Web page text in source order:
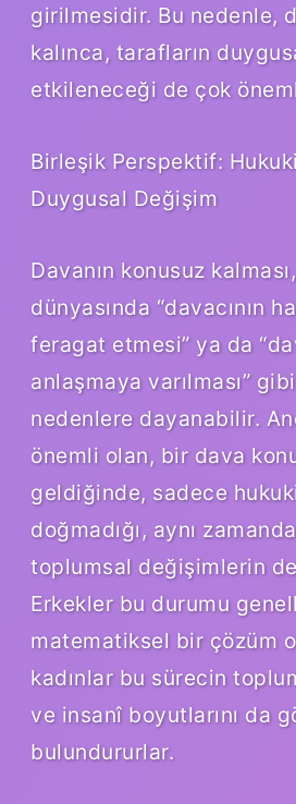
girilmesidir. Bu nedenle,
kalınca, tarafların
etkileneceği de çok
Birleşik Perspektif:
Duygusal Değişim
Davanın konusuz
dünyasında “davacının
feragat etmesi” ya da
anlaşmaya varılması”
nedenlere dayanabilir.
önemli olan, bir dava
geldiğinde, sadece
doğmadığı, aynı
toplumsal değişimlerin de
Erkekler bu durumu
matematiksel bir çözüm
kadınlar bu sürecin
ve insanî boyutlarını da
bulundururlar.